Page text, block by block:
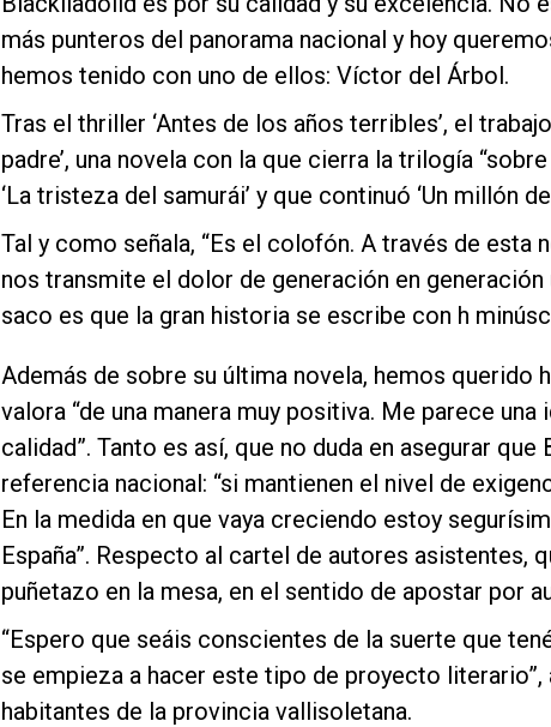
más punteros del panorama nacional y hoy
hemos tenido con uno de ellos: Víctor del Árbol.
Tras el thriller ‘Antes de los años terribles’, el
padre’, una novela con la que cierra la trilogía
‘La tristeza del samurái’ y que continuó ‘Un millón
Tal y como señala, “Es el colofón. A través de
nos transmite el dolor de generación en
saco es que la gran historia se escribe con h
Además de sobre su última novela, hemos querido
valora “de una manera muy positiva. Me parece
calidad”. Tanto es así, que no duda en asegurar
referencia nacional: “si mantienen el nivel de
En la medida en que vaya creciendo estoy
España”. Respecto al cartel de autores asistentes,
puñetazo en la mesa, en el sentido de apostar por
“Espero que seáis conscientes de la suerte que
se empieza a hacer este tipo de proyecto
habitantes de la provincia vallisoletana.